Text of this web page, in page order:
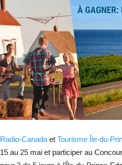
Radio-Canada et Tourisme Île-du-
15 au 25 mai et participer au